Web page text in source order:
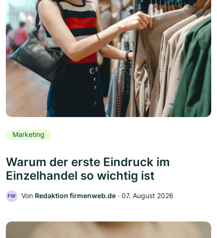
Marketing
Warum der erste Eindruck im
Einzelhandel so wichtig ist
FW Von Redaktion firmenweb.de ‧ 07. August 2026